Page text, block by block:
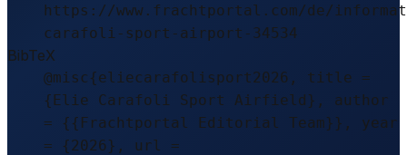
https://www.frachtportal.com/de/
carafoli-sport-airport-34534
BibTeX
@misc{eliecarafolisport2026, title =
{Elie Carafoli Sport Airfield}, author
= {{Frachtportal Editorial Team}}, year
= {2026}, url =